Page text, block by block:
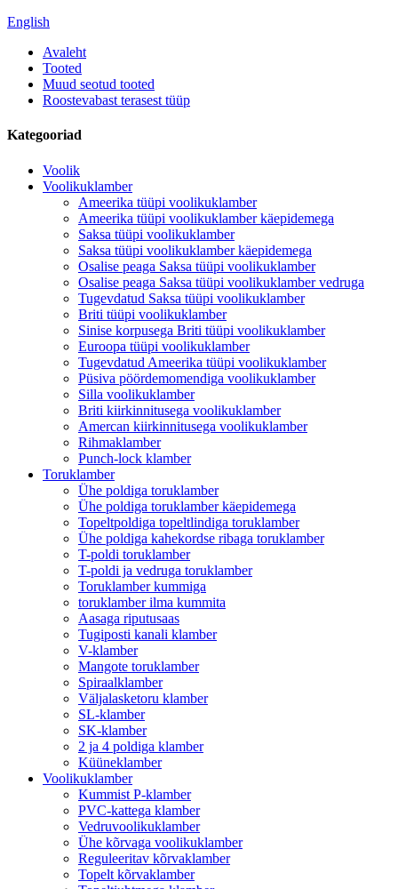
English
Avaleht
Tooted
Muud seotud tooted
Roostevabast terasest tüüp
Kategooriad
Voolik
Voolikuklamber
Ameerika tüüpi voolikuklamber
Ameerika tüüpi voolikuklamber käepidemega
Saksa tüüpi voolikuklamber
Saksa tüüpi voolikuklamber käepidemega
Osalise peaga Saksa tüüpi voolikuklamber
Osalise peaga Saksa tüüpi voolikuklamber vedruga
Tugevdatud Saksa tüüpi voolikuklamber
Briti tüüpi voolikuklamber
Sinise korpusega Briti tüüpi voolikuklamber
Euroopa tüüpi voolikuklamber
Tugevdatud Ameerika tüüpi voolikuklamber
Püsiva pöördemomendiga voolikuklamber
Silla voolikuklamber
Briti kiirkinnitusega voolikuklamber
Amercan kiirkinnitusega voolikuklamber
Rihmaklamber
Punch-lock klamber
Toruklamber
Ühe poldiga toruklamber
Ühe poldiga toruklamber käepidemega
Topeltpoldiga topeltlindiga toruklamber
Ühe poldiga kahekordse ribaga toruklamber
T-poldi toruklamber
T-poldi ja vedruga toruklamber
Toruklamber kummiga
toruklamber ilma kummita
Aasaga riputusaas
Tugiposti kanali klamber
V-klamber
Mangote toruklamber
Spiraalklamber
Väljalasketoru klamber
SL-klamber
SK-klamber
2 ja 4 poldiga klamber
Küüneklamber
Voolikuklamber
Kummist P-klamber
PVC-kattega klamber
Vedruvoolikuklamber
Ühe kõrvaga voolikuklamber
Reguleeritav kõrvaklamber
Topelt kõrvaklamber